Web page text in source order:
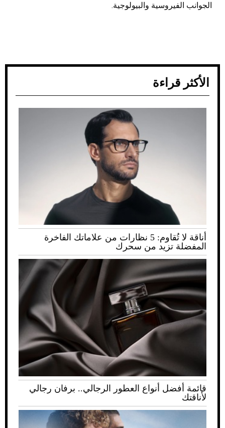
الجوانب الفيروسية والبيولوجية.
الأكثر قراءة
أناقة لا تُقاوم: 5 نظارات من علاماتك الفاخرة
المفضلة تزيد من سحرك
قائمة أفضل أنواع العطور الرجالي.. برفان رجالي
لأناقتك